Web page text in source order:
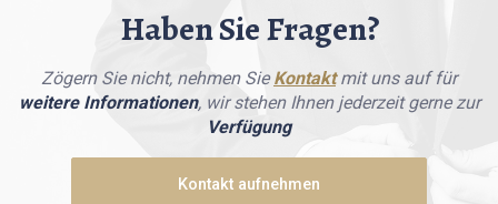
Haben Sie Fragen?
Zögern Sie nicht, nehmen SieKontaktmit uns auf für
weitere Informationen, wir stehen Ihnen jederzeit gerne zur
Verfügung
Kontakt aufnehmen